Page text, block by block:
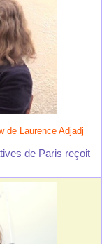
de Laurence Adjadj
de Paris reçoit